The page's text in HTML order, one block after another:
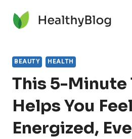
content
BEAUTY HEALTH
This 5-Minute
Helps You Feel
Energized,